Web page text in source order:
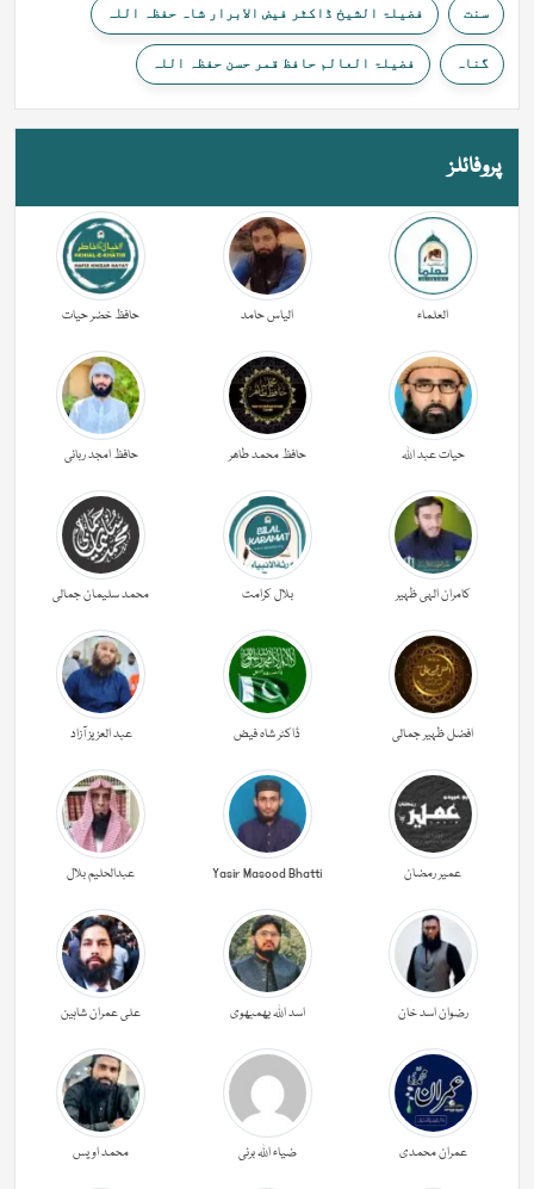
سنت فضیلۃ الشیخ ڈاکٹر فیض الابرار شاہ حفظہ اللہ
گناہ فضیلۃ العالم حافظ قمر حسن حفظہ اللہ
پروفائلز
العلماء الیاس حامد حافظ خضر حیات
حیات عبد اللہ حافظ محمد طاھر حافظ امجد ربانی
کامران الہی ظہیر بلال کرامت محمد سلیمان جمالی
افضل ظہیر جمالی ڈاکٹر شاہ فیض عبد العزیز آزاد
عمیر رمضان Yasir Masood Bhatti عبدالحليم بلال
رضوان اسد خان اسد اللہ بھمبھوی علی عمران شاہین
عمران محمدی ضیاء اللہ برنی محمد اویس